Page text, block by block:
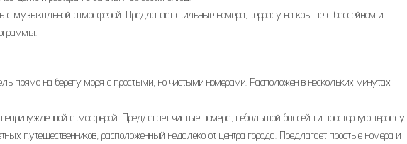
с музыкальной атмосферой. Предлагает стильные номера, террасу на крыше с бассейном и
прямо на берегу моря с простыми, но чистыми номерами. Расположен в нескольких минутах
атмосферой. Предлагает чистые номера, небольшой бассейн и просторную террасу.
путешественников, расположенный недалеко от центра города. Предлагает простые номера и